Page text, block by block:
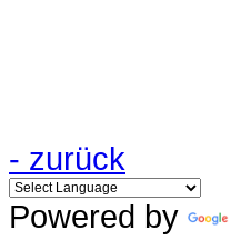
- zurück
Powered by